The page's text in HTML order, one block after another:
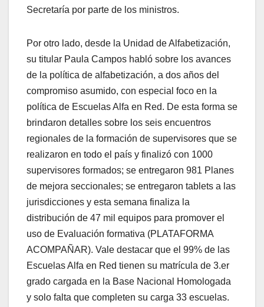
Secretaría por parte de los ministros.
Por otro lado, desde la Unidad de Alfabetización,
su titular Paula Campos habló sobre los avances
de la política de alfabetización, a dos años del
compromiso asumido, con especial foco en la
política de Escuelas Alfa en Red. De esta forma se
brindaron detalles sobre los seis encuentros
regionales de la formación de supervisores que se
realizaron en todo el país y finalizó con 1000
supervisores formados; se entregaron 981 Planes
de mejora seccionales; se entregaron tablets a las
jurisdicciones y esta semana finaliza la
distribución de 47 mil equipos para promover el
uso de Evaluación formativa (PLATAFORMA
ACOMPAÑAR). Vale destacar que el 99% de las
Escuelas Alfa en Red tienen su matrícula de 3.er
grado cargada en la Base Nacional Homologada
y solo falta que completen su carga 33 escuelas.